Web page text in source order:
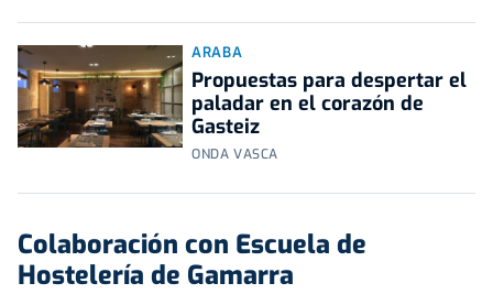
ARABA
Propuestas para despertar el
paladar en el corazón de
Gasteiz
ONDA VASCA
Colaboración con Escuela de
Hostelería de Gamarra